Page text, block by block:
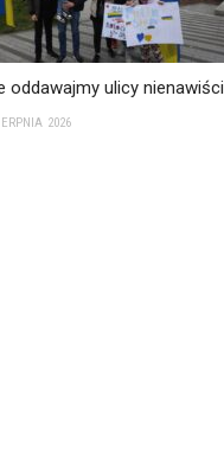
oddawajmy ulicy nienawiści
2026